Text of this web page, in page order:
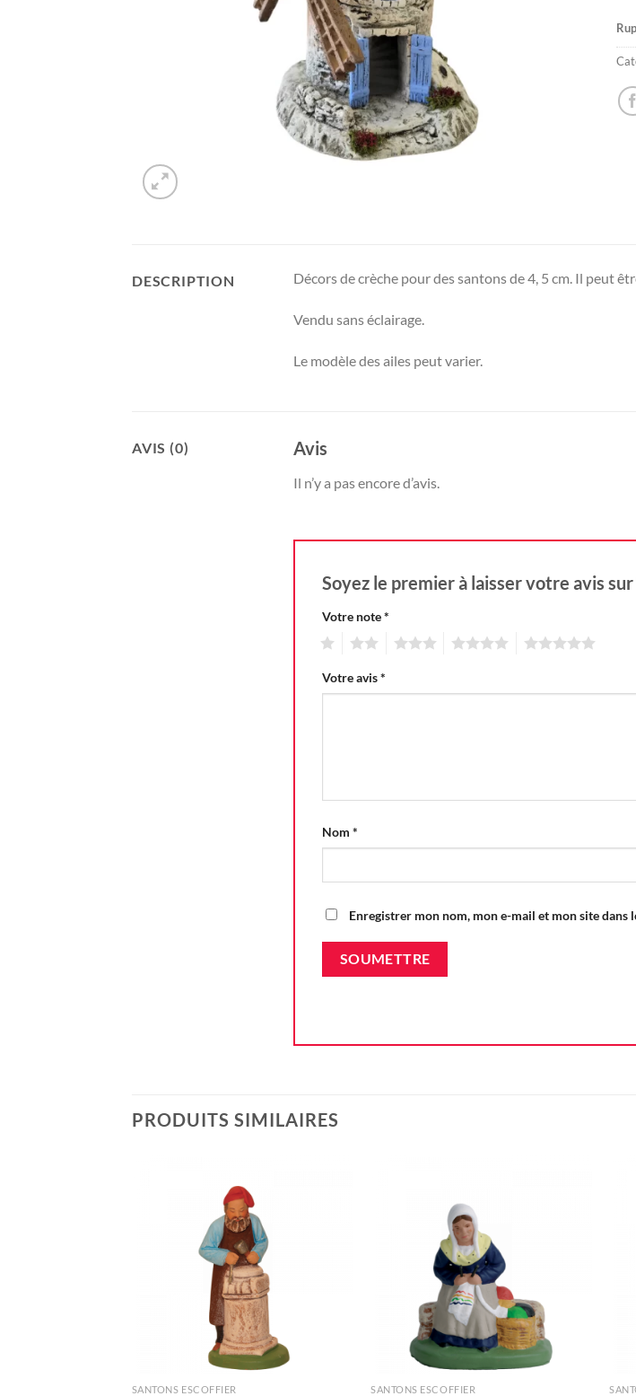
DESCRIPTION Décors de crèche pour des santons de 4, 5 cm. Il peut
Vendu sans éclairage.
Le modèle des ailes peut varier.
AVIS (0) Avis
Il n’y a pas encore d’avis.
Soyez le premier à laisser votre avis
Votre note*
Votre avis*
Nom *
Enregistrer mon nom, mon e-mail et mon site
PRODUITS SIMILAIRES
SANTONS ESCOFFIER SANTONS ESCOFFIER